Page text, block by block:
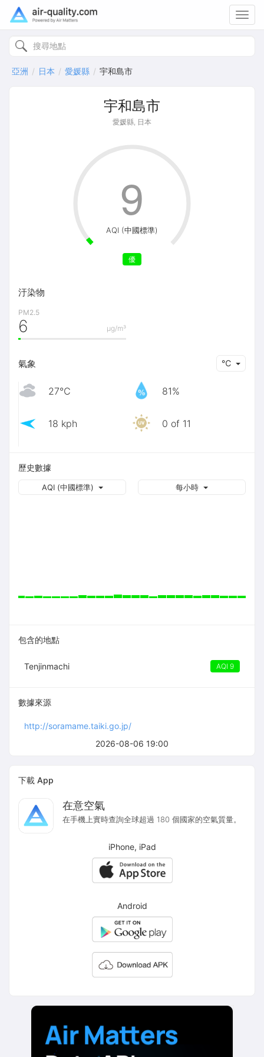
亞洲 日本 愛媛縣 宇和島市
宇和島市
愛媛縣, 日本
2026-08-06 19:00
AQI (中國標準)
優
9
汙染物
PM2.5
μg/m³
6
氣象 ℃
27℃ 81%
18 kph 0 of 11
歷史數據
每小時
AQI (中國標準)
包含的地點
Tenjinmachi AQI 9
數據來源
http://soramame.taiki.go.jp/
下載 App
在意空氣
在手機上實時查詢全球超過 180 個國家的空氣質量。
iPhone, iPad
Android